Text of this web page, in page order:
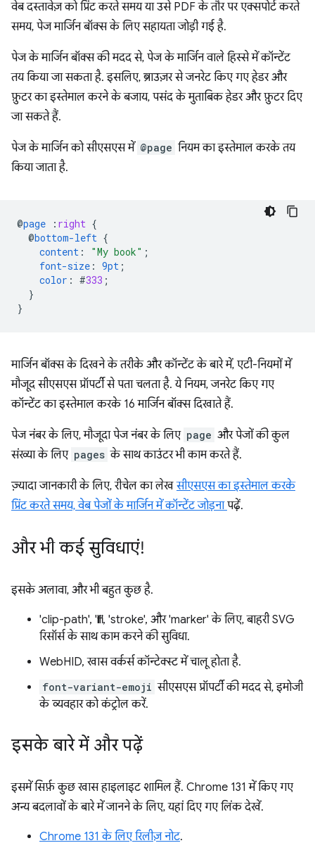
वेब दस्तावेज़ को प्रिंट करते समय या उसे PDF के तौर पर एक्सपोर्ट करते
समय, पेज मार्जिन बॉक्स के लिए सहायता जोड़ी गई है.
पेज के मार्जिन बॉक्स की मदद से, पेज के मार्जिन वाले हिस्से में कॉन्टेंट
तय किया जा सकता है. इसलिए, ब्राउज़र से जनरेट किए गए हेडर और
फ़ुटर का इस्तेमाल करने के बजाय, पसंद के मुताबिक हेडर और फ़ुटर दिए
जा सकते हैं.
पेज के मार्जिन को सीएसएस में @page नियम का इस्तेमाल करके तय
किया जाता है.
@page : right {
@bottom-left {
content : "My book" ;
font-size : 9pt ;
color : #333 ;
}
}
मार्जिन बॉक्स के दिखने के तरीके और कॉन्टेंट के बारे में, एटी-नियमों में
मौजूद सीएसएस प्रॉपर्टी से पता चलता है. ये नियम, जनरेट किए गए
कॉन्टेंट का इस्तेमाल करके 16 मार्जिन बॉक्स दिखाते हैं.
पेज नंबर के लिए, मौजूदा पेज नंबर के लिए page और पेजों की कुल
संख्या के लिए pages के साथ काउंटर भी काम करते हैं.
ज़्यादा जानकारी के लिए, रीचेल का लेखसीएसएस का इस्तेमाल करके
प्रिंट करते समय, वेब पेजों के मार्जिन में कॉन्टेंट जोड़नापढ़ें.
और भी कई सुविधाएं!
इसके अलावा, और भी बहुत कुछ है.
'clip-path', 'fill', 'stroke', और 'marker' के लिए, बाहरी SVG
रिसॉर्स के साथ काम करने की सुविधा.
WebHID, खास वर्कर्स कॉन्टेक्स्ट में चालू होता है.
font-variant-emoji सीएसएस प्रॉपर्टी की मदद से, इमोजी
के व्यवहार को कंट्रोल करें.
इसके बारे में और पढ़ें
इसमें सिर्फ़ कुछ खास हाइलाइट शामिल हैं. Chrome 131 में किए गए
अन्य बदलावों के बारे में जानने के लिए, यहां दिए गए लिंक देखें.
Chrome 131 के लिए रिलीज़ नोट.